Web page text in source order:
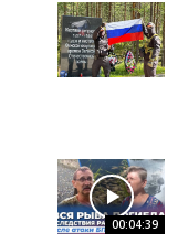
00:04:39